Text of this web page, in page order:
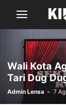
Wali Kota
Tari Dug
Admin Lensa - 7